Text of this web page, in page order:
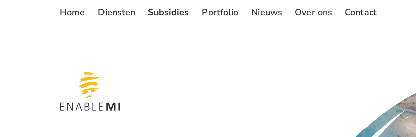
Home Diensten Subsidies Portfolio Nieuws Over ons Contact